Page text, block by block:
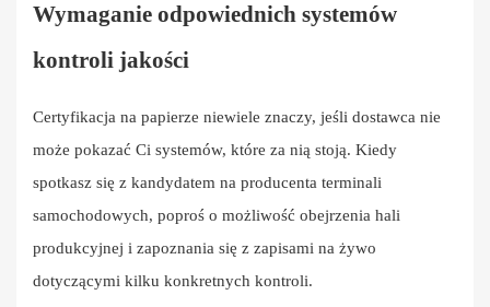
Wymaganie odpowiednich systemów
kontroli jakości
Certyfikacja na papierze niewiele znaczy, jeśli dostawca nie
może pokazać Ci systemów, które za nią stoją. Kiedy
spotkasz się z kandydatem na producenta terminali
samochodowych, poproś o możliwość obejrzenia hali
produkcyjnej i zapoznania się z zapisami na żywo
dotyczącymi kilku konkretnych kontroli.